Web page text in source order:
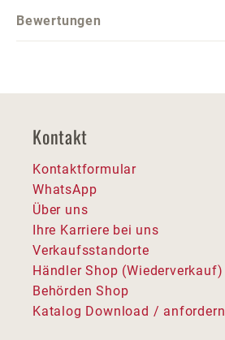
Bewertungen
Kontakt
Kontaktformular
WhatsApp
Über uns
Ihre Karriere bei uns
Verkaufsstandorte
Händler Shop (Wiederverkauf)
Behörden Shop
Katalog Download / anfordern